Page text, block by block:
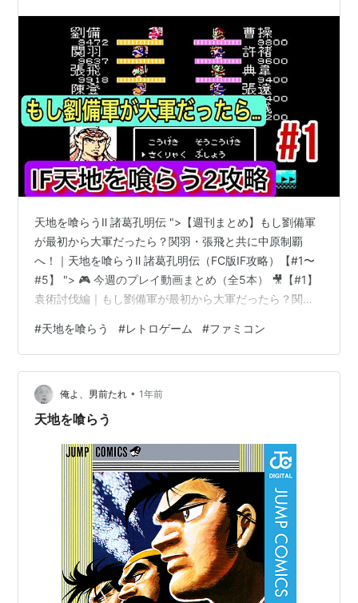
天地を喰らうⅡ 諸葛孔明伝 ">【週刊まとめ】もし劉備軍
が最初から大軍だったら？関羽・張飛と共に中原制覇
へ！｜天地を喰らうⅡ 諸葛孔明伝（FC版IF攻略）【#1〜
#5】 "> 🎮 今週のプレイ動画まとめ（全5本） 🎥【#1】
袁術討伐編｜もし劉備軍が最初から大軍だったら？関
https://www.youtube.com/watch?v=U51SmvH8Wp8 🎥
【#2】袁紹編｜顔良・文醜、まさかの瞬殺⁉ 劉備軍、黄
河北岸で大暴れ！ https://www.youtube.com/watch?
v=hafp69CLV78&t=1s 🎥【#3】関羽編｜関羽の千里行
き！忠義の旅…
#天地を喰らう #レトロゲーム #ファミコン
俺よ、男前たれ • 1年前
天地を喰らう